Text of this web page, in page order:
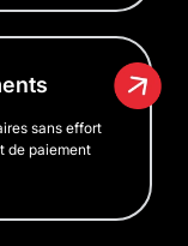
sans effort
de paiement